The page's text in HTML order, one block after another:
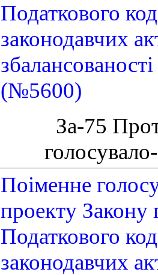
Податкового
законодавчих
(№5600)
За-75
Поіменне
проекту Закону
Податкового
законодавчих